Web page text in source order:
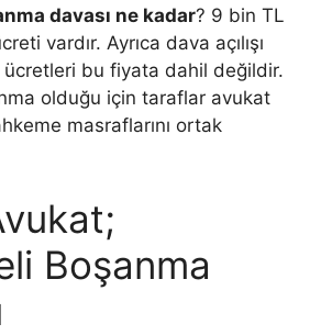
davası ne kadar? 9 bin TL
vardır. Ayrıca dava açılışı
ücretleri bu fiyata dahil değildir.
olduğu için taraflar avukat
masraflarını ortak
Boşanma